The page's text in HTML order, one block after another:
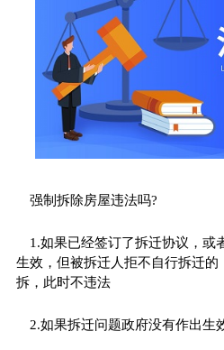
强制拆除房屋违法吗?
1.如果已经签订了拆迁协议，或
生效，但被拆迁人拒不自行拆迁的
拆，此时不违法
2.如果拆迁问题政府没有作出生